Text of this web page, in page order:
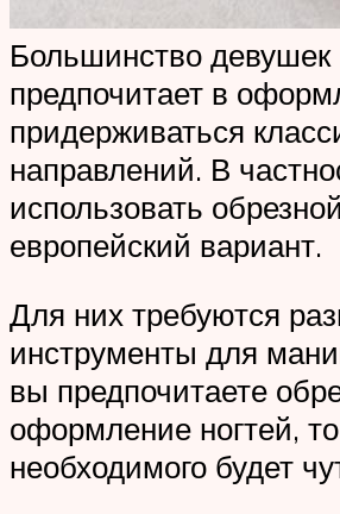
Большинство девушек
предпочитает в
придерживаться
направлений. В
использовать
европейский вариант.
Для них требуются
инструменты для
вы предпочитаете
оформление ногтей,
необходимого будет